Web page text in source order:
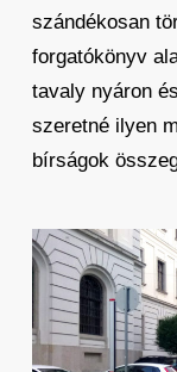
szándékosan
forgatókönyv
tavaly nyáron
szeretné ilyen
bírságok